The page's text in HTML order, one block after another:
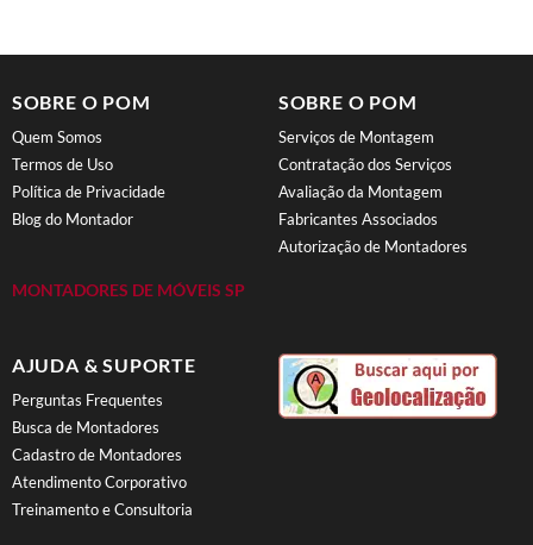
SOBRE O POM
Quem Somos
Termos de Uso
Política de Privacidade
Blog do Montador
MONTADORES DE MÓVEIS SP
SOBRE O POM
Serviços de Montagem
Contratação dos Serviços
Avaliação da Montagem
Fabricantes Associados
Autorização de Montadores
AJUDA & SUPORTE
Perguntas Frequentes
Busca de Montadores
Cadastro de Montadores
Atendimento Corporativo
Treinamento e Consultoria